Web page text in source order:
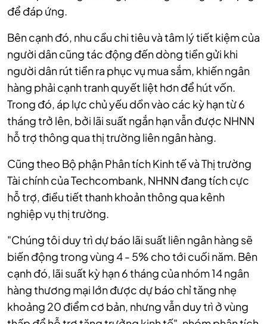
để đáp ứng.
Bên cạnh đó, nhu cầu chi tiêu và tâm lý tiết kiệm của
người dân cũng tác động đến dòng tiền gửi khi
người dân rút tiền ra phục vụ mua sắm, khiến ngân
hàng phải cạnh tranh quyết liệt hơn để hút vốn.
Trong đó, áp lực chủ yếu dồn vào các kỳ hạn từ 6
tháng trở lên, bởi lãi suất ngắn hạn vẫn được NHNN
hỗ trợ thông qua thị trường liên ngân hàng.
Cũng theo Bộ phận Phân tích Kinh tế và Thị trường
Tài chính của Techcombank, NHNN đang tích cực
hỗ trợ, điều tiết thanh khoản thông qua kênh
nghiệp vụ thị trường.
"Chúng tôi duy trì dự báo lãi suất liên ngân hàng sẽ
biến động trong vùng 4 - 5% cho tới cuối năm. Bên
cạnh đó, lãi suất kỳ hạn 6 tháng của nhóm 14 ngân
hàng thương mại lớn được dự báo chỉ tăng nhẹ
khoảng 20 điểm cơ bản, nhưng vẫn duy trì ở vùng